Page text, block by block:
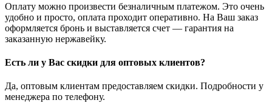
Оплату можно произвести безналичным платежом. Это очень
удобно и просто, оплата проходит оперативно. На Ваш заказ
оформляется бронь и выставляется счет — гарантия на
заказанную нержавейку.
Есть ли у Вас скидки для оптовых клиентов?
Да, оптовым клиентам предоставляем скидки. Подробности у
менеджера по телефону.